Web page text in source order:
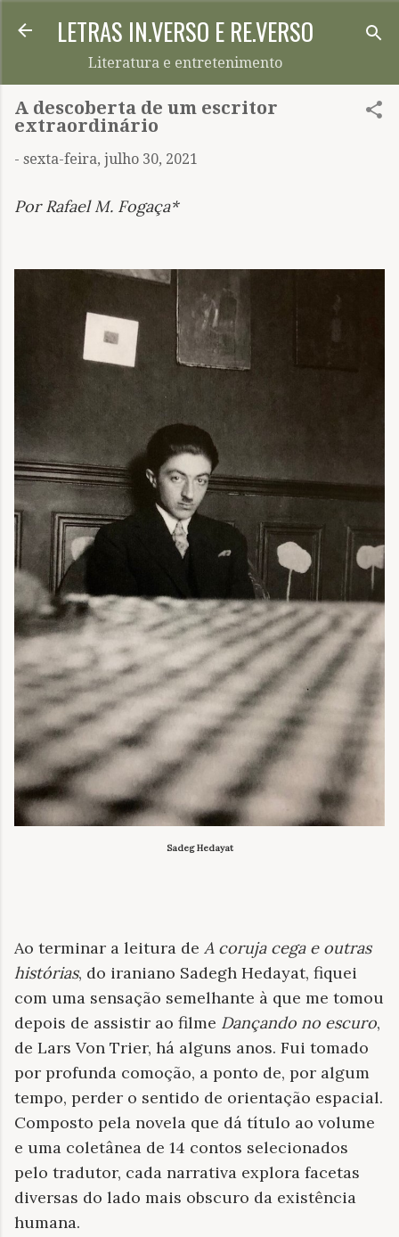
Pular para o conteúdo principal
LETRAS IN.VERSO E RE.VERSO
Literatura e entretenimento
A descoberta de um escritor
extraordinário
- sexta-feira, julho 30, 2021
PorRafael M. Fogaça*
Sadeg Hedayat
Ao terminar a leitura de A coruja cega e outras
histórias, do iraniano Sadegh Hedayat, fiquei
com uma sensação semelhante à que me tomou
depois de assistir ao filme Dançando no escuro,
de Lars Von Trier, há alguns anos. Fui tomado
por profunda comoção, a ponto de, por algum
tempo, perder o sentido de orientação espacial.
Composto pela novela que dá título ao volume
e uma coletânea de 14 contos selecionados
pelo tradutor, cada narrativa explora facetas
diversas do lado mais obscuro da existência
humana.